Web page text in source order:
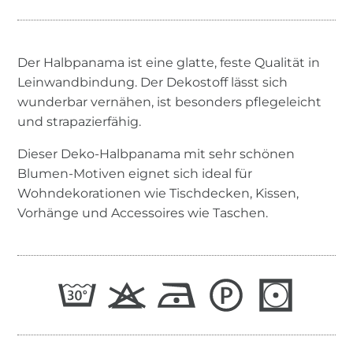
Der Halbpanama ist eine glatte, feste Qualität in
Leinwandbindung. Der Dekostoff lässt sich
wunderbar vernähen, ist besonders pflegeleicht
und strapazierfähig.
Dieser Deko-Halbpanama mit sehr schönen
Blumen-Motiven eignet sich ideal für
Wohndekorationen wie Tischdecken, Kissen,
Vorhänge und Accessoires wie Taschen.